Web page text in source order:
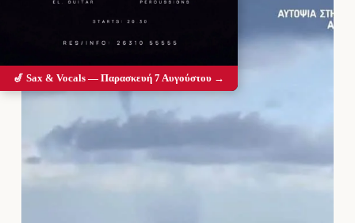
🎷 Sax & Vocals — Παρασκευή 7 Αυγούστου →